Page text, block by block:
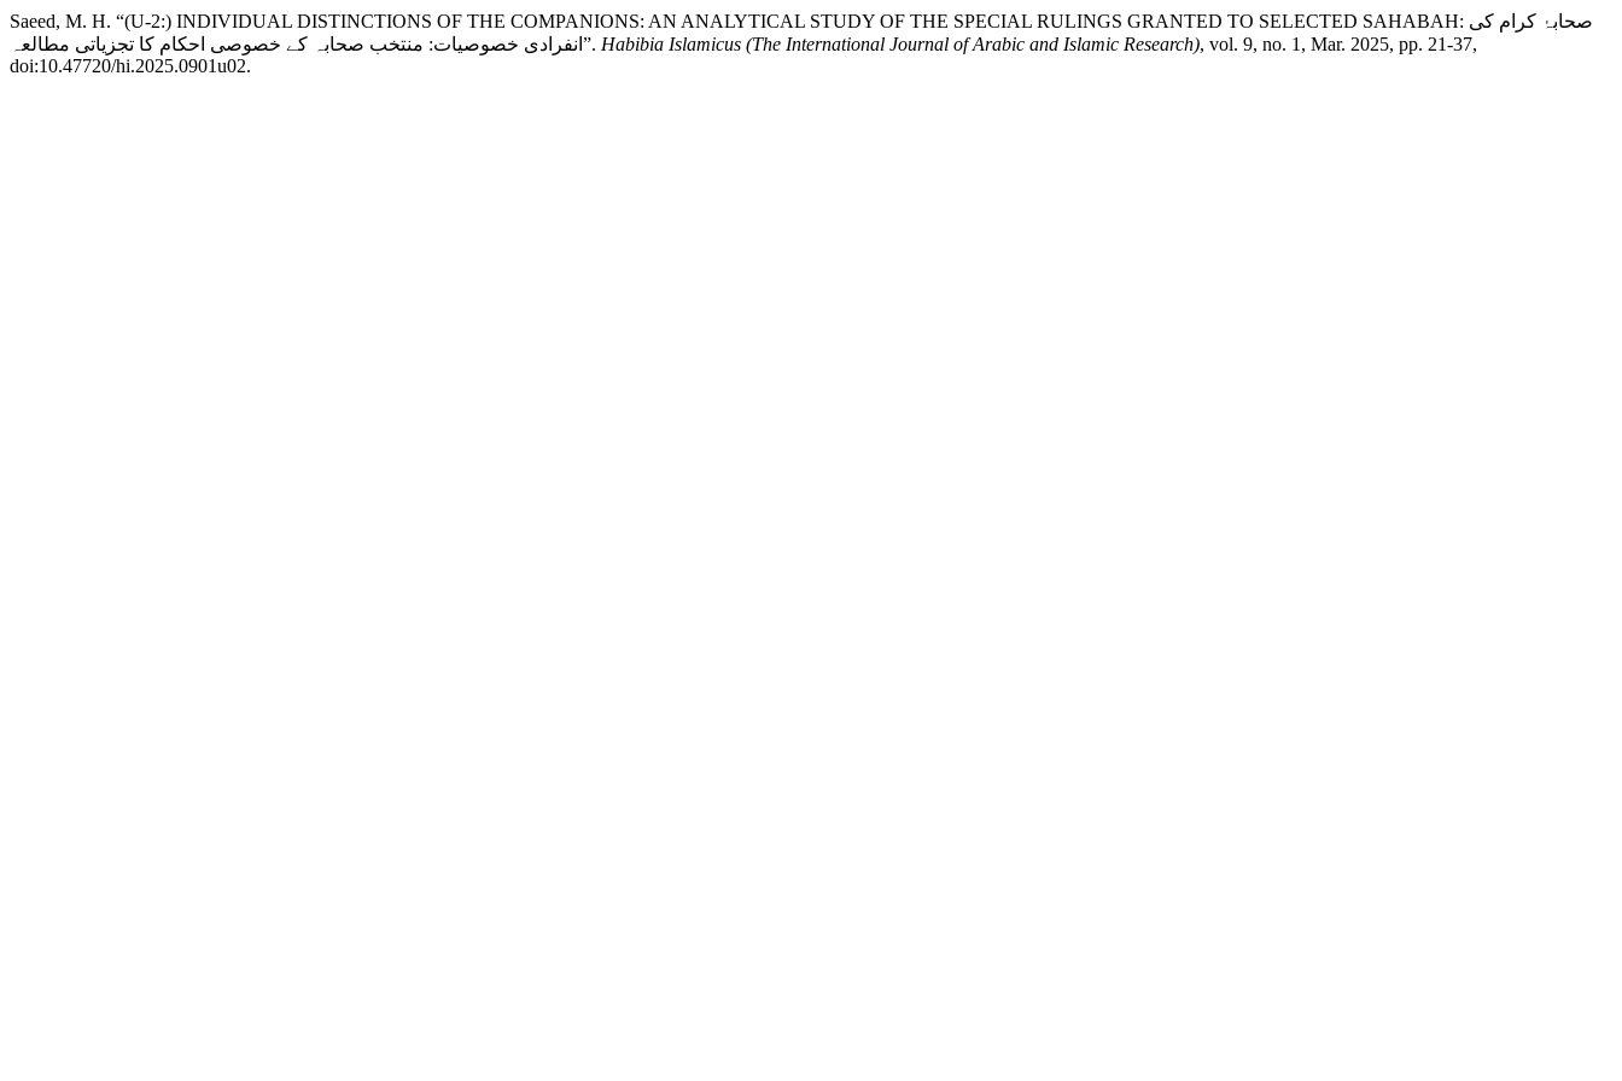
Saeed, M. H. “(U-2:) INDIVIDUAL DISTINCTIONS OF THE COMPANIONS: AN ANALYTICAL STUDY OF THE SPECIAL RULINGS GRANTED TO SELECTED SAHABAH: صحابۂ کرام کی
انفرادی خصوصیات: منتخب صحابہ کے خصوصی احکام کا تجزیاتی مطالعہ”. Habibia Islamicus (The International Journal of Arabic and Islamic Research), vol. 9, no. 1, Mar. 2025, pp. 21-37,
doi:10.47720/hi.2025.0901u02.